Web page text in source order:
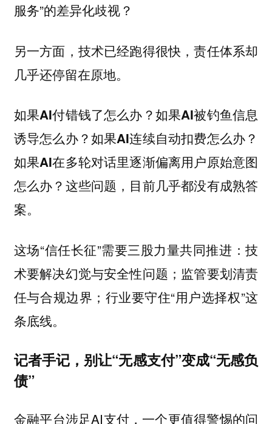
服务”的差异化歧视？
另一方面，技术已经跑得很快，责任体系却
几乎还停留在原地。
如果AI付错钱了怎么办？如果AI被钓鱼信息
诱导怎么办？如果AI连续自动扣费怎么办？
如果AI在多轮对话里逐渐偏离用户原始意图
怎么办？这些问题，目前几乎都没有成熟答
案。
这场“信任长征”需要三股力量共同推进：技
术要解决幻觉与安全性问题；监管要划清责
任与合规边界；行业要守住“用户选择权”这
条底线。
记者手记，别让“无感支付”变成“无感负
债”
金融平台涉足AI支付，一个更值得警惕的问